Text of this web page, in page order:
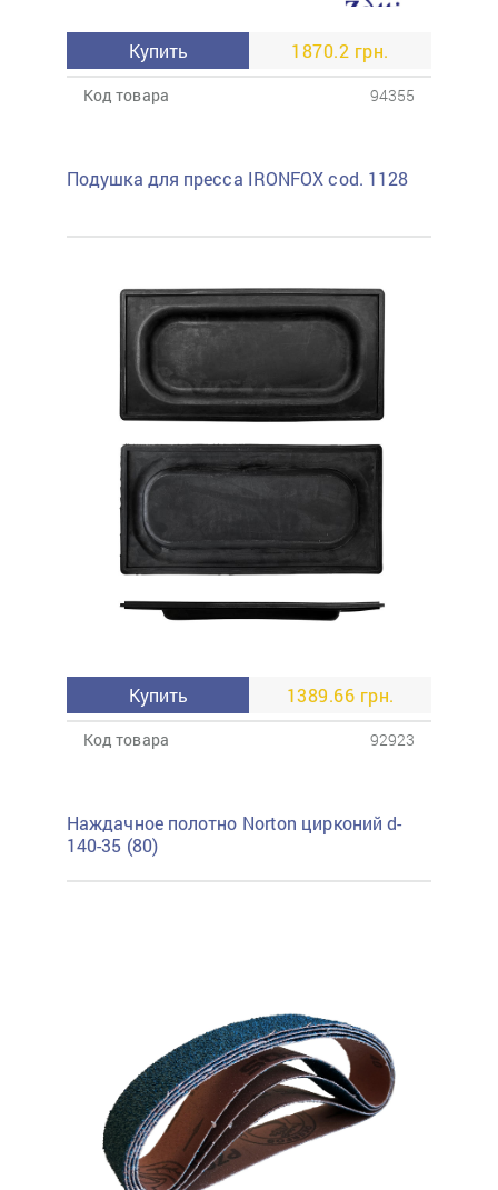
Купить 1870.2 грн.
Код товара 94355
Подушка для пресса IRONFOX cod. 1128
Купить 1389.66 грн.
Код товара 92923
Наждачное полотно Norton цирконий d-
140-35 (80)